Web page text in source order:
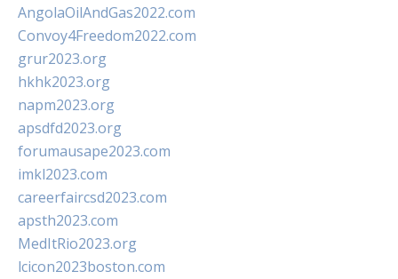
AngolaOilAndGas2022.com
Convoy4Freedom2022.com
grur2023.org
hkhk2023.org
napm2023.org
apsdfd2023.org
forumausape2023.com
imkl2023.com
careerfaircsd2023.com
apsth2023.com
MedItRio2023.org
lcicon2023boston.com